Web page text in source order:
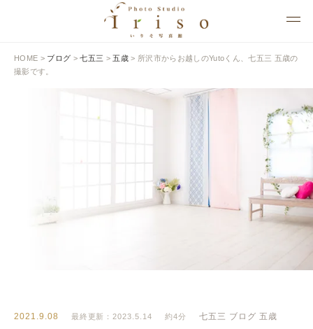
HOME > ブログ >七五三 >五歳 > 所沢市からお越しのYutoくん、七五三 五歳の
撮影です。
2021.9.08 最終更新：2023.5.14 約4分 七五三 ブログ 五歳